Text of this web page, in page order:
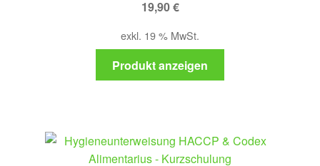
19,90€
exkl. 19 % MwSt.
Produkt anzeigen